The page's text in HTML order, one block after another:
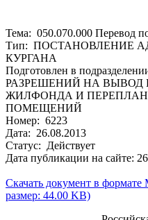
Тема: 050.070.000 Перевод
Тип: ПОСТАНОВЛЕНИЕ
КУРГАНА
Подготовлен в
РАЗРЕШЕНИЙ НА
ЖИЛФОНДА И
ПОМЕЩЕНИЙ
Номер: 6223
Дата: 26.08.2013
Статус: Действует
Дата публикации на сайте:
Скачать документ в формате
размер: 44.00 KB)